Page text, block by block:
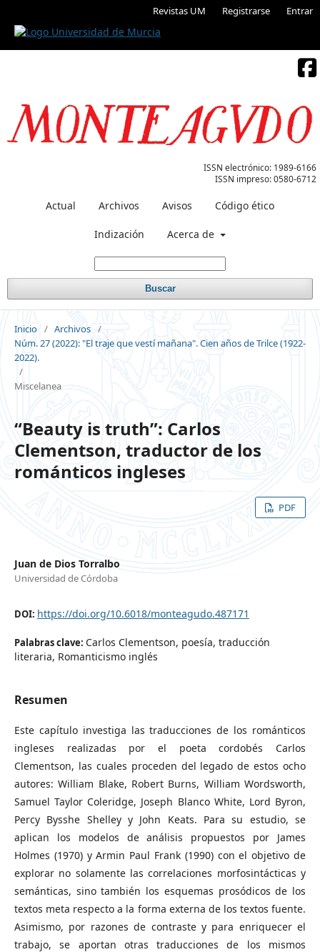
Revistas UM Registrarse Entrar
ISSN electrónico: 1989-6166
ISSN impreso:0580-6712
Actual Archivos Avisos Código ético
Indización Acerca de
Buscar
Inicio / Archivos /
Núm. 27 (2022): "El traje que vestí mañana". Cien años de Trilce (1922-
2022).
/
Miscelanea
“Beauty is truth”: Carlos
Clementson, traductor de los
románticos ingleses
PDF
Juan de Dios Torralbo
Universidad de Córdoba
DOI: https://doi.org/10.6018/monteagudo.487171
Palabras clave: Carlos Clementson, poesía, traducción
literaria, Romanticismo inglés
Resumen
Este capítulo investiga las traducciones de los románticos
ingleses realizadas por el poeta cordobés Carlos
Clementson, las cuales proceden del legado de estos ocho
autores: William Blake, Robert Burns, William Wordsworth,
Samuel Taylor Coleridge, Joseph Blanco White, Lord Byron,
Percy Bysshe Shelley y John Keats. Para su estudio, se
aplican los modelos de análisis propuestos por James
Holmes (1970) y Armin Paul Frank (1990) con el objetivo de
explorar no solamente las correlaciones morfosintácticas y
semánticas, sino también los esquemas prosódicos de los
textos meta respecto a la forma externa de los textos fuente.
Asimismo, por razones de contraste y para enriquecer el
trabajo, se aportan otras traducciones de los mismos